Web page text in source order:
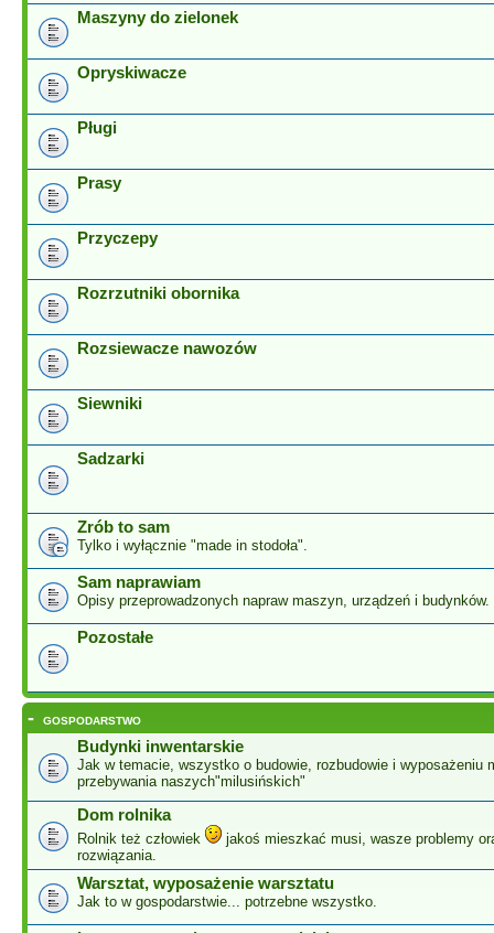
Maszyny do zielonek
Opryskiwacze
Pługi
Prasy
Przyczepy
Rozrzutniki obornika
Rozsiewacze nawozów
Siewniki
Sadzarki
Zrób to sam
Tylko i wyłącznie "made in stodoła".
Sam naprawiam
Opisy przeprowadzonych napraw maszyn, urządzeń i budynków.
Pozostałe
- GOSPODARSTWO
Budynki inwentarskie
Jak w temacie, wszystko o budowie, rozbudowie i wyposażeniu
przebywania naszych"milusińskich"
Dom rolnika
Rolnik też człowiek
jakoś mieszkać musi, wasze problemy
rozwiązania.
Warsztat, wyposażenie warsztatu
Jak to w gospodarstwie... potrzebne wszystko.